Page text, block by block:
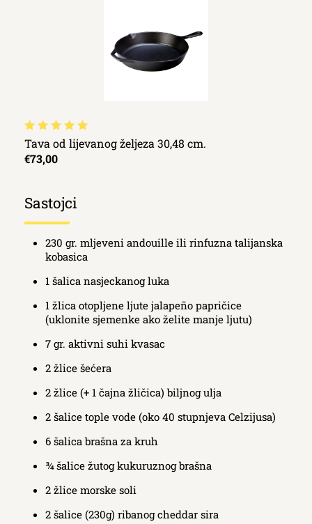
Tava od lijevanog željeza 30,48 cm.
€73,00
Sastojci
230 gr. mljeveni andouille ili rinfuzna talijanska
kobasica
1 šalica nasjeckanog luka
1 žlica otopljene ljute jalapeño papričice
(uklonite sjemenke ako želite manje ljutu)
7 gr. aktivni suhi kvasac
2 žlice šećera
2 žlice (+ 1 čajna žličica) biljnog ulja
2 šalice tople vode (oko 40 stupnjeva Celzijusa)
6 šalica brašna za kruh
¾ šalice žutog kukuruznog brašna
2 žlice morske soli
2 šalice (230g) ribanog cheddar sira